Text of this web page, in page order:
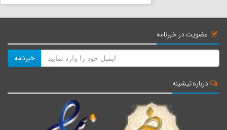
عضویت در خبرنامه
خبرنامه
درباره تیشینه